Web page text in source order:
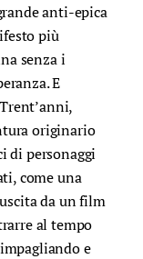
anti-epica
più
senza i
E
originario
di personaggi
come una
da un film
al tempo
e